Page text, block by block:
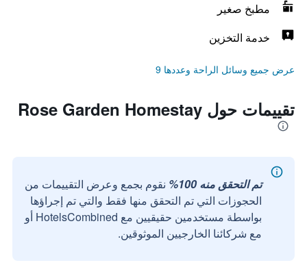
مطبخ صغير
خدمة التخزين
عرض جميع وسائل الراحة وعددها 9
تقييمات حول Rose Garden Homestay
تم التحقق منه 100%
نقوم بجمع وعرض التقييمات من
الحجوزات التي تم التحقق منها فقط والتي تم إجراؤها
بواسطة مستخدمين حقيقيين مع HotelsCombined أو
مع شركائنا الخارجيين الموثوقين.